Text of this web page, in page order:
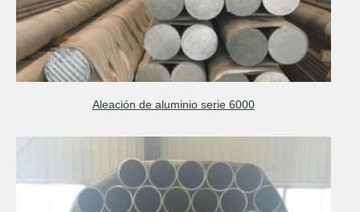
Aleación de aluminio serie 6000